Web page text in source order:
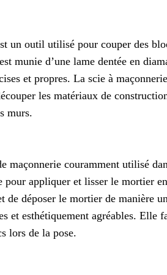
un outil utilisé pour couper des
munie d’une lame dentée en
et propres. La scie à
les matériaux de
murs.
maçonnerie couramment utilisé
appliquer et lisser le mortier
de déposer le mortier de manière
et esthétiquement agréables. Elle
lors de la pose.